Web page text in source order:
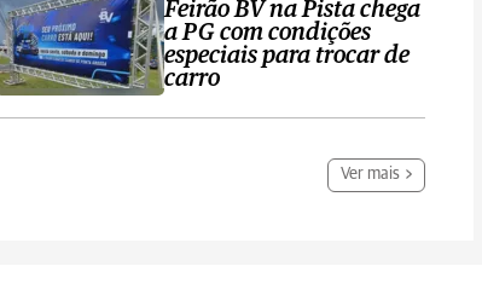
Feirão BV na Pista chega
a PG com condições
especiais para trocar de
carro
Ver mais